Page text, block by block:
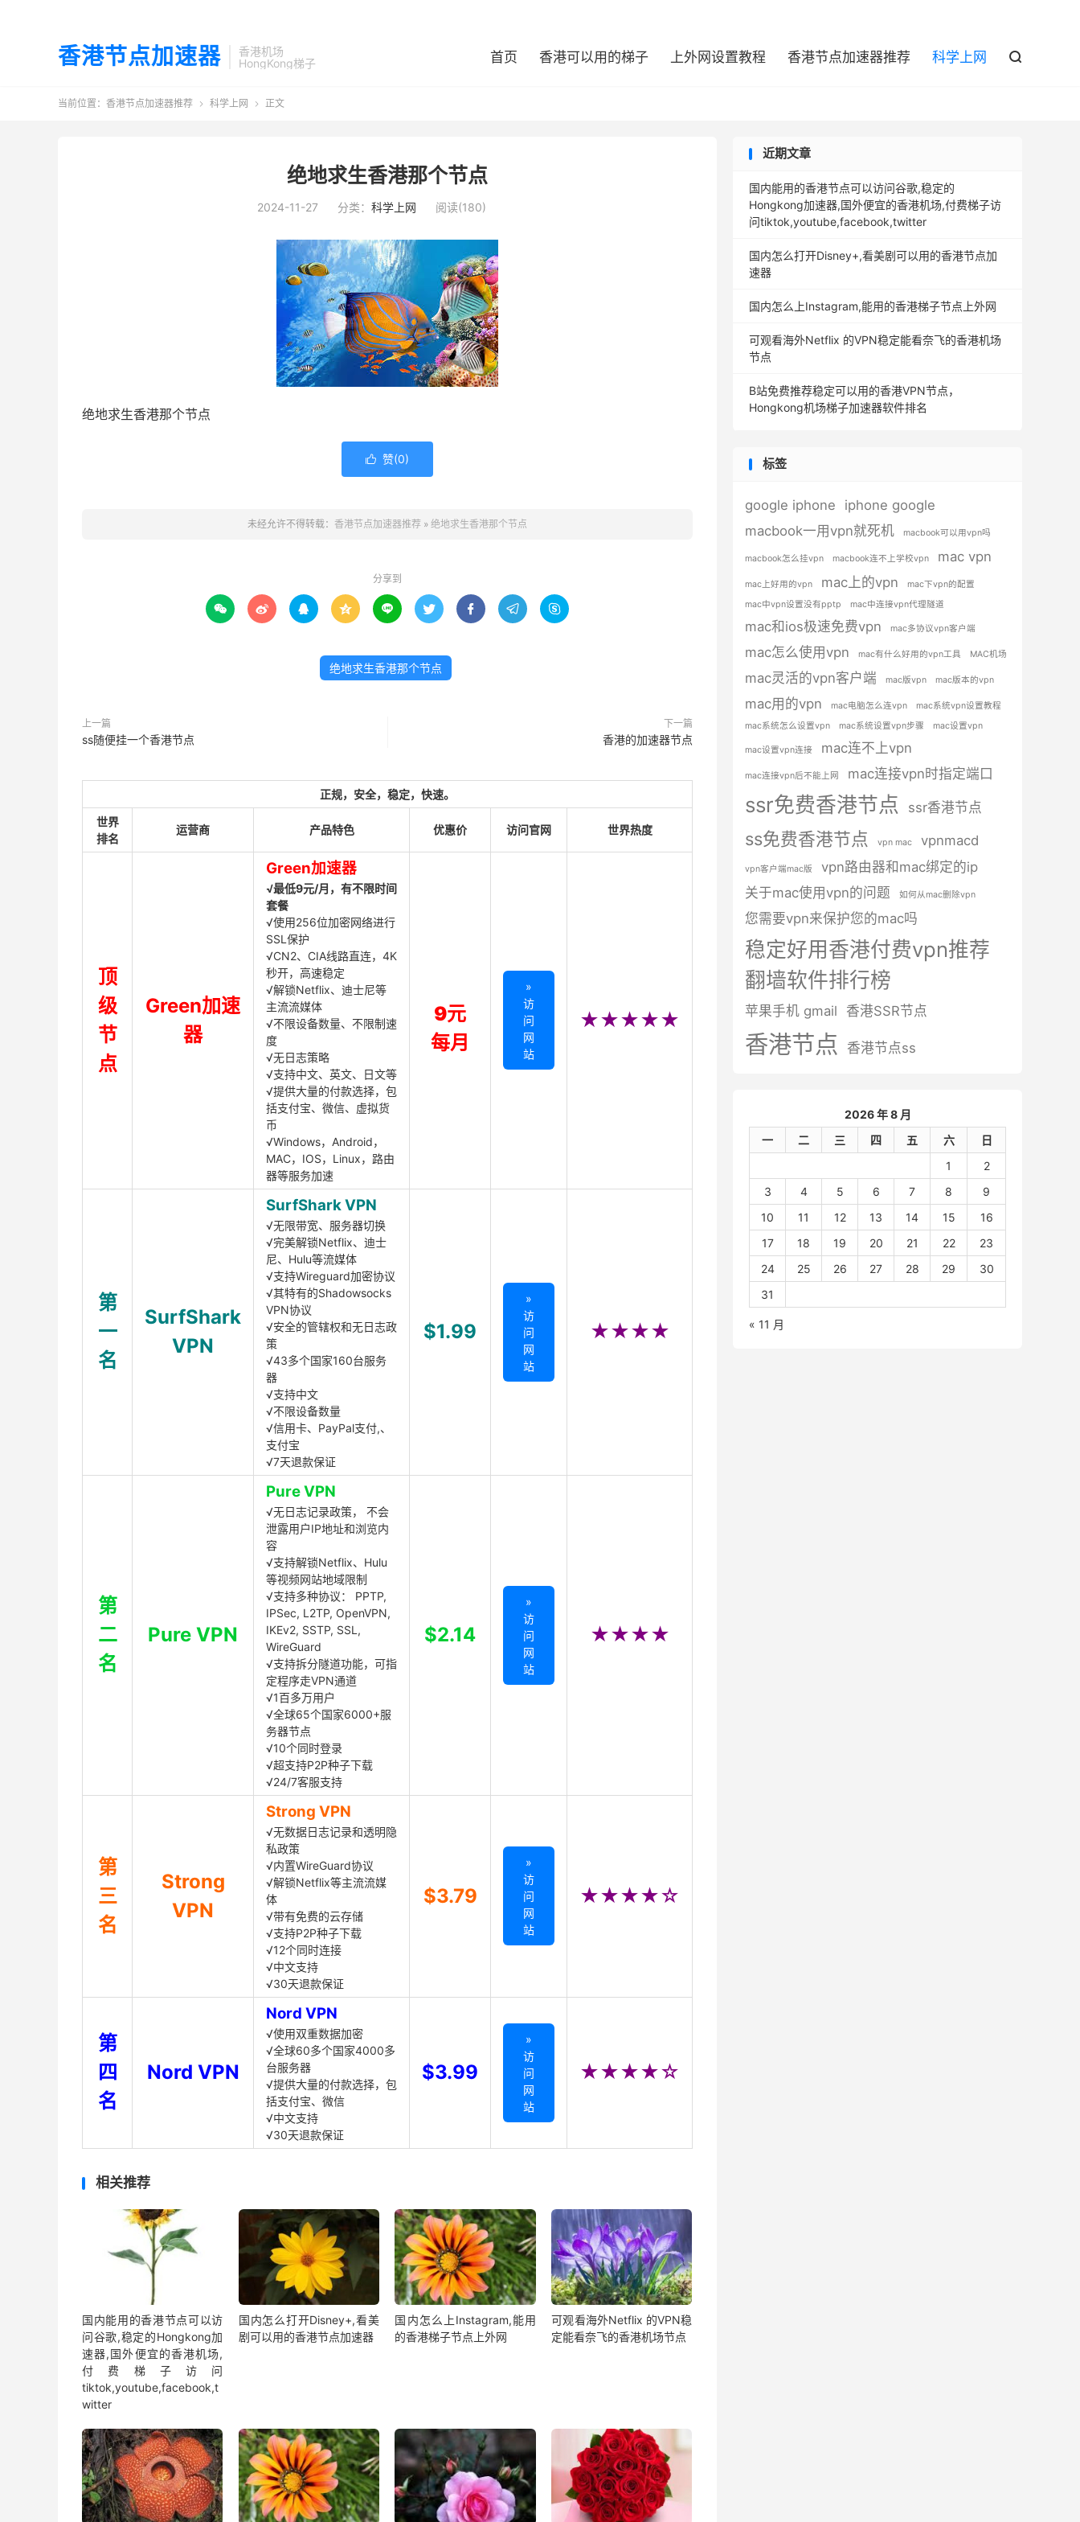
香港节点加速器
香港机场
HongKong梯子
首页 香港可以用的梯子 上外网设置教程 香港节点加速器推荐 科学上网 
当前位置： 香港节点加速器推荐  科学上网  正文
绝地求生香港那个节点
2024-11-27 分类： 科学上网 阅读(180)
绝地求生香港那个节点
 赞(0)
未经允许不得转载： 香港节点加速器推荐 » 绝地求生香港那个节点
分享到
        
绝地求生香港那个节点
上一篇
ss随便挂一个香港节点
下一篇
香港的加速器节点
正规，安全，稳定，快速。
世界
排名
运营商 产品特色 优惠价 访问官网 世界热度
顶
级
节
点
Green加速
器
Green加速器
√最低9元/月，有不限时间
套餐
√使用256位加密网络进行
SSL保护
√CN2、CIA线路直连，4K
秒开，高速稳定
√解锁Netflix、迪士尼等
主流流媒体
√不限设备数量、不限制速
度
√无日志策略
√支持中文、英文、日文等
√提供大量的付款选择，包
括支付宝、微信、虚拟货
币
√Windows，Android，
MAC，IOS，Linux，路由
器等服务加速
9元
每月
»
访
问
网
站
★★★★★
第
一
名
SurfShark
VPN
SurfShark VPN
√无限带宽、服务器切换
√完美解锁Netflix、迪士
尼、Hulu等流媒体
√支持Wireguard加密协议
√其特有的Shadowsocks
VPN协议
√安全的管辖权和无日志政
策
√43多个国家160台服务
器
√支持中文
√不限设备数量
√信用卡、PayPal支付,、
支付宝
√7天退款保证
$1.99
»
访
问
网
站
★★★★
第
二
名
Pure VPN
Pure VPN
√无日志记录政策， 不会
泄露用户IP地址和浏览内
容
√支持解锁Netflix、Hulu
等视频网站地域限制
√支持多种协议： PPTP,
IPSec, L2TP, OpenVPN,
IKEv2, SSTP, SSL,
WireGuard
√支持拆分隧道功能，可指
定程序走VPN通道
√1百多万用户
√全球65个国家6000+服
务器节点
√10个同时登录
√超支持P2P种子下载
√24/7客服支持
$2.14
»
访
问
网
站
★★★★
第
三
名
Strong
VPN
Strong VPN
√无数据日志记录和透明隐
私政策
√内置WireGuard协议
√解锁Netflix等主流流媒
体
√带有免费的云存储
√支持P2P种子下载
√12个同时连接
√中文支持
√30天退款保证
$3.79
»
访
问
网
站
★★★★☆
第
四
名
Nord VPN
Nord VPN
√使用双重数据加密
√全球60多个国家4000多
台服务器
√提供大量的付款选择，包
括支付宝、微信
√中文支持
√30天退款保证
$3.99
»
访
问
网
站
★★★★☆
相关推荐
国内能用的香港节点可以访
问谷歌,稳定的Hongkong加
速器,国外便宜的香港机场,
付费梯子访问
tiktok,youtube,facebook,t
witter
国内怎么打开Disney+,看美
剧可以用的香港节点加速器
国内怎么上Instagram,能用
的香港梯子节点上外网
可观看海外Netflix 的VPN稳
定能看奈飞的香港机场节点
近期文章
国内能用的香港节点可以访问谷歌,稳定的
Hongkong加速器,国外便宜的香港机场,付费梯子访
问tiktok,youtube,facebook,twitter
国内怎么打开Disney+,看美剧可以用的香港节点加
速器
国内怎么上Instagram,能用的香港梯子节点上外网
可观看海外Netflix 的VPN稳定能看奈飞的香港机场
节点
B站免费推荐稳定可以用的香港VPN节点，
Hongkong机场梯子加速器软件排名
标签
google iphone
iphone google
macbook一用vpn就死机
macbook可以用vpn吗
macbook怎么挂vpn macbook连不上学校vpn mac vpn
mac上好用的vpn mac上的vpn
mac下vpn的配置
mac中vpn设置没有pptp
mac中连接vpn代理隧道
mac和ios极速免费vpn mac多协议vpn客户端
mac怎么使用vpn mac有什么好用的vpn工具 MAC机场
mac灵活的vpn客户端 mac版vpn mac版本的vpn
mac用的vpn mac电脑怎么连vpn
mac系统vpn设置教程
mac系统怎么设置vpn
mac系统设置vpn步骤 mac设置vpn
mac设置vpn连接 mac连不上vpn
mac连接vpn后不能上网 mac连接vpn时指定端口
ssr免费香港节点 ssr香港节点
ss免费香港节点 vpn mac vpnmacd
vpn客户端mac版
vpn路由器和mac绑定的ip
关于mac使用vpn的问题
如何从mac删除vpn
您需要vpn来保护您的mac吗
稳定好用香港付费vpn推荐
翻墙软件排行榜
苹果手机 gmail 香港SSR节点
香港节点 香港节点ss
2026 年 8 月
一
二 三 四 五 六
日
1
2
3
4 5 6 7 8
9
10
11 12 13 14 15
16
17
18 19 20 21 22
23
24
25 26 27 28 29
30
31
« 11 月